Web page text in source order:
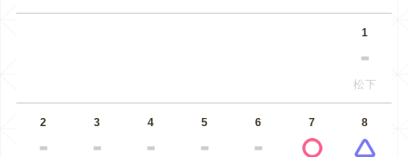
1
松下
2 3 4 5 6 7 8